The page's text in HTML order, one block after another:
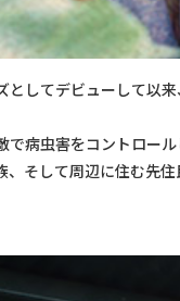
してデビューして
病虫害をコントロ
そして周辺に住む先